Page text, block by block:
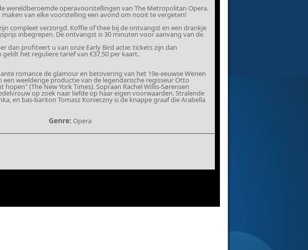
wereldberoemde operavoorstellingen van The Metropolitan Opera.
van elke voorstelling een avond om nooit te vergeten!
compleet verzorgd. Koffie of thee bij de ontvangst en een drankje
inbegrepen. De ontvangst is 30 minuten voor aanvang van de
dan profiteert u van onze Early Bird actie: tickets zijn dan
het reguliere tarief van €37,50 per kaart.
romance de glamour en betovering van het 19e-eeuwse Wenen
een weelderige productie van de legendarische regisseur Otto
(The New York Times). Sopraan Rachel Willis-Sørensen
op zoek naar liefde op haar eigen voorwaarden. Stralende
en bas-bariton Tomasz Konieczny is de knappe graaf die Arabella
Genre: Opera